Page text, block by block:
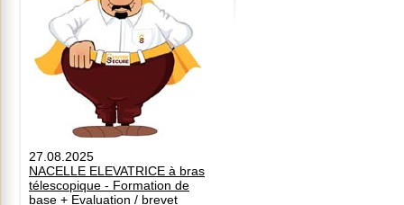
27.08.2025
NACELLE ELEVATRICE à bras
télescopique - Formation de
base + Evaluation / brevet